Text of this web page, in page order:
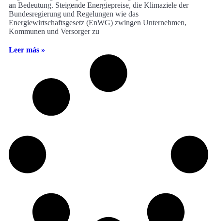
an Bedeutung. Steigende Energiepreise, die Klimaziele der
Bundesregierung und Regelungen wie das
Energiewirtschaftsgesetz (EnWG) zwingen Unternehmen,
Kommunen und Versorger zu
Leer más »